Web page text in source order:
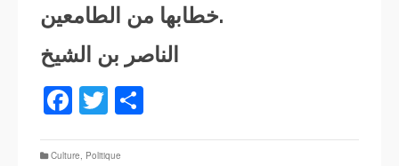
خطابها من الطامعين.
الناصر بن الشيخ
Facebook
Twitter
Culture Politique